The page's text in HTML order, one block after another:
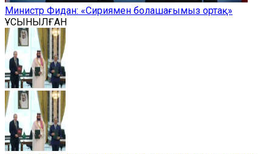
Министр Фидан: «Сириямен болашағымыз ортақ»
ҰСЫНЫЛҒАН